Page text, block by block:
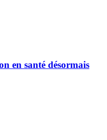
en santé désormais